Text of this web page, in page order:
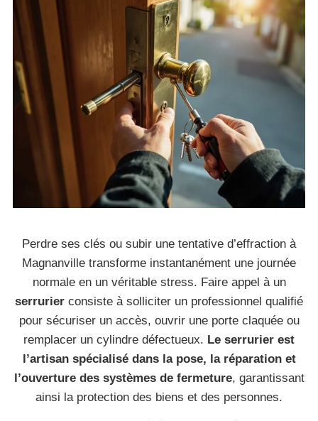
Perdre ses clés ou subir une tentative d’effraction à
Magnanville transforme instantanément une journée
normale en un véritable stress. Faire appel à un
serrurier consiste à solliciter un professionnel qualifié
pour sécuriser un accès, ouvrir une porte claquée ou
remplacer un cylindre défectueux. Le serrurier est
l’artisan spécialisé dans la pose, la réparation et
l’ouverture des systèmes de fermeture, garantissant
ainsi la protection des biens et des personnes.